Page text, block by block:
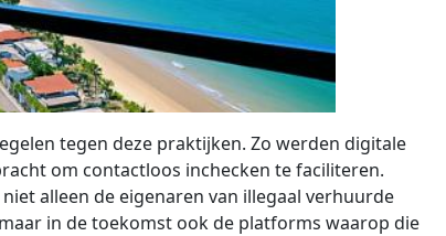
tegen deze praktijken. Zo werden digitale
om contactloos inchecken te faciliteren.
alleen de eigenaren van illegaal verhuurde
in de toekomst ook de platforms waarop die